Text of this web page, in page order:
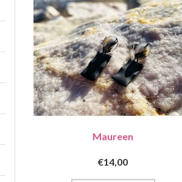
Maureen
€14,00